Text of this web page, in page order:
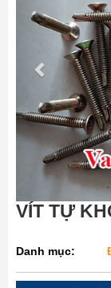
VÍT TỰ
Danh mục: